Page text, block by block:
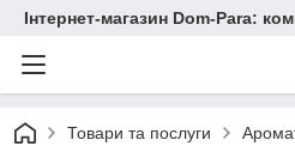
Інтернет-магазин Dom-Para:
Товари та послуги